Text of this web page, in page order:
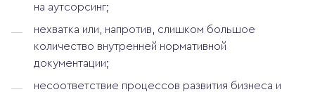
на аутсорсинг;
нехватка или, напротив, слишком большое
количество внутренней нормативной
документации;
несоответствие процессов развития бизнеса и